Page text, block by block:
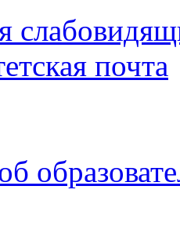
почта